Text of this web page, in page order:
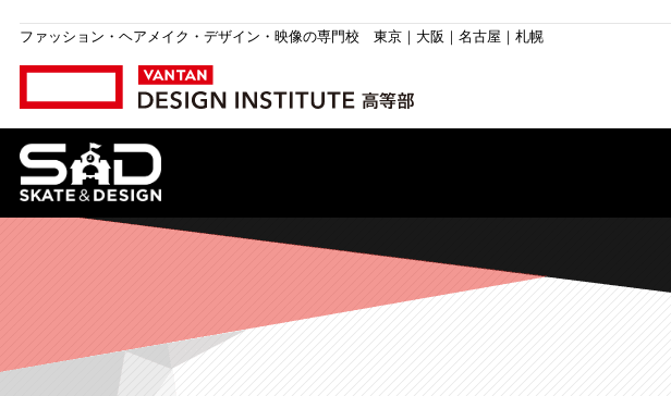
ファッション・ヘアメイク・デザイン・映像の専門校 東京｜大阪｜名古屋｜札幌